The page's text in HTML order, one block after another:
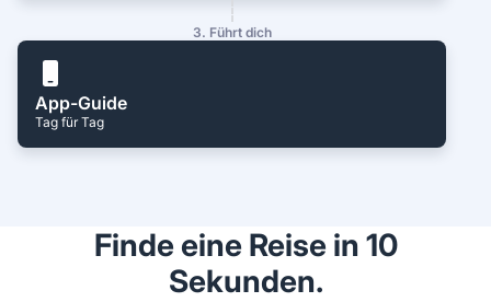
3. Führt dich
App-Guide
Tag für Tag
Finde eine Reise in 10
Sekunden.